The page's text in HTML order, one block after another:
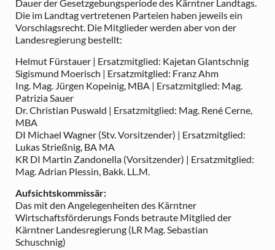
Dauer der Gesetzgebungsperiode des Kärntner Landtags.
Die im Landtag vertretenen Parteien haben jeweils ein
Vorschlagsrecht. Die Mitglieder werden aber von der
Landesregierung bestellt:
Helmut Fürstauer | Ersatzmitglied: Kajetan Glantschnig
Sigismund Moerisch | Ersatzmitglied: Franz Ahm
Ing. Mag. Jürgen Kopeinig, MBA | Ersatzmitglied: Mag.
Patrizia Sauer
Dr. Christian Puswald | Ersatzmitglied: Mag. René Cerne,
MBA
DI Michael Wagner (Stv. Vorsitzender) | Ersatzmitglied:
Lukas Strießnig, BA MA
KR DI Martin Zandonella (Vorsitzender) | Ersatzmitglied:
Mag. Adrian Plessin, Bakk. LL.M.
Aufsichtskommissär:
Das mit den Angelegenheiten des Kärntner
Wirtschaftsförderungs Fonds betraute Mitglied der
Kärntner Landesregierung (LR Mag. Sebastian
Schuschnig)